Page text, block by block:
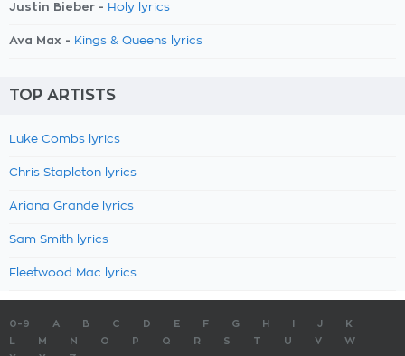
Justin Bieber - Holy lyrics
Ava Max - Kings & Queens lyrics
TOP ARTISTS
Luke Combs lyrics
Chris Stapleton lyrics
Ariana Grande lyrics
Sam Smith lyrics
Fleetwood Mac lyrics
0-9 A B C D E F G H J
K
M N O P Q R S T U V
W